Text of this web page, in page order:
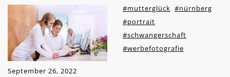
September 26, 2022
#mutterglück #nürnberg
#portrait
#schwangerschaft
#werbefotografie